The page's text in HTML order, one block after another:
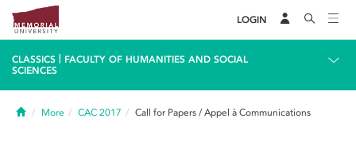
LOGIN
CLASSICS
FACULTY OF HUMANITIES AND SOCIAL
SCIENCES
HomeMore CAC 2017 Call for Papers / Appel à Communications